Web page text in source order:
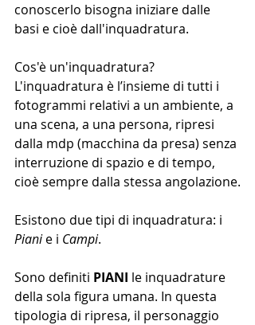
conoscerlo bisogna iniziare dalle
basi e cioè dall'inquadratura.
Cos'è un'inquadratura?
L'inquadratura è l’insieme di tutti i
fotogrammi relativi a un ambiente, a
una scena, a una persona, ripresi
dalla mdp (macchina da presa) senza
interruzione di spazio e di tempo,
cioè sempre dalla stessa angolazione.
Esistono due tipi di inquadratura: i
Piani e i Campi.
Sono definiti PIANI le inquadrature
della sola figura umana. In questa
tipologia di ripresa, il personaggio